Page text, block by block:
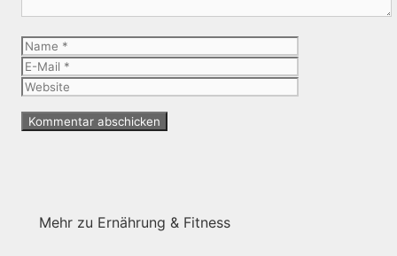
Name
Mehr zu Ernährung & Fitness